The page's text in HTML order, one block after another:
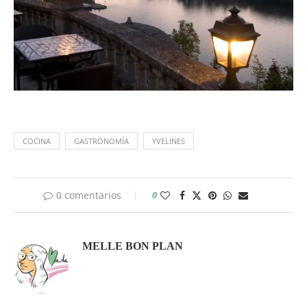
COCINA GASTRONOMÍA YVELINES
0 comentarios 0
MELLE BON PLAN